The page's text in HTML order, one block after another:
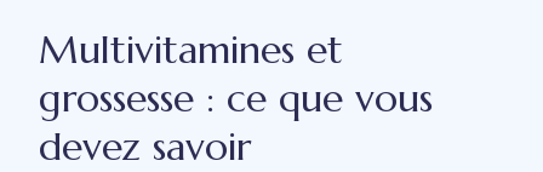
Multivitamines et
grossesse : ce que vous
devez savoir